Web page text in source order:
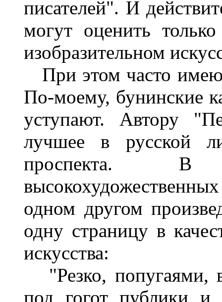
писателей". И
могут оценить
изобразительном
При этом часто
По-моему, бунинские
уступают. Автору
лучшее в русской
проспекта. В
одном другом
одну страницу в
искусства:
"Резко, попугаями,
под гогот публики и